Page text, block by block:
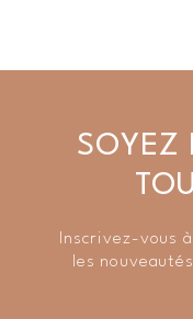
SOYEZ
Inscrivez-vous
les